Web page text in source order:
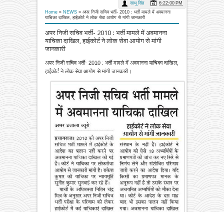
Home » NEWS » अपर निजी सचिव भर्ती- 2010 : भर्ती मामले में अवमानना
याचिका दाखिल, हाईकोर्ट ने लोक सेवा आयोग से मांगी जानकारी
अपर निजी सचिव भर्ती- 2010 : भर्ती मामले में अवमानना
याचिका दाखिल, हाईकोर्ट ने लोक सेवा आयोग से मांगी
जानकारी
साधू सिंह 6:22:00 PM
अपर निजी सचिव भर्ती- 2010 : भर्ती मामले में अवमानना याचिका दाखिल,
हाईकोर्ट ने लोक सेवा आयोग से मांगी जानकारी।